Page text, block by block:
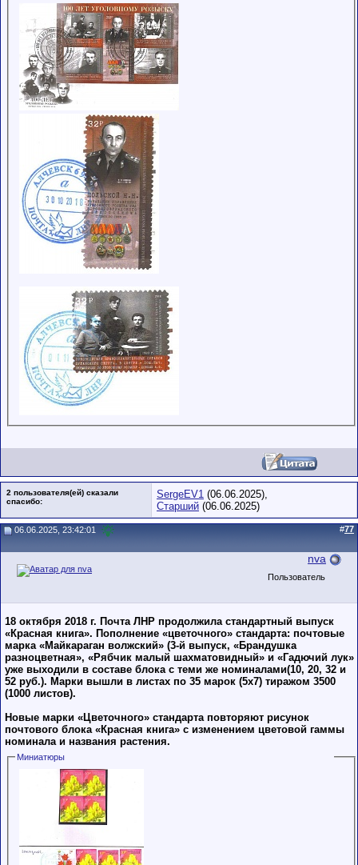
2 пользователя(ей) сказали
cпасибо:
SergeEV1 (06.06.2025),
Старший (06.06.2025)
06.06.2025, 23:42:01 #77
nva
Пользователь
18 октября 2018 г. Почта ЛНР продолжила стандартный выпуск
«Красная книга». Пополнение «цветочного» стандарта: почтовые
марка «Майкараган волжский» (3-й выпуск, «Брандушка
разноцветная», «Рябчик малый шахматовидный» и «Гадючий лук»
уже выходили в составе блока с теми же номиналами(10, 20, 32 и
52 руб.). Марки вышли в листах по 35 марок (5х7) тиражом 3500
(1000 листов).
Новые марки «Цветочного» стандарта повторяют рисунок
почтового блока «Красная книга» с изменением цветовой гаммы
номинала и названия растения.
Миниатюры